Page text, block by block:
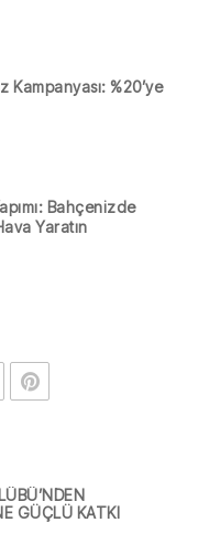
Kampanyası: %20’ye
Bahçenizde
Yaratın
GÜÇLÜ KATKI